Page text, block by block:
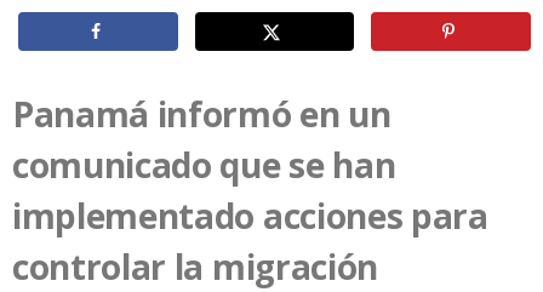
Panamá informó en un
comunicado que se han
implementado acciones para
controlar la migración